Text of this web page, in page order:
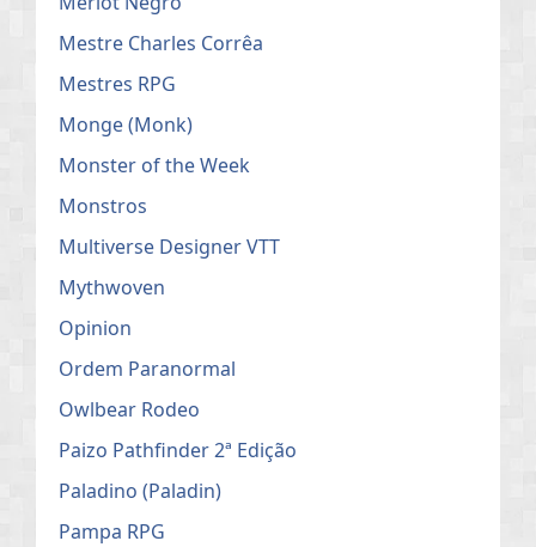
Mestre Charles Corrêa
Mestres RPG
Monge (Monk)
Monster of the Week
Monstros
Multiverse Designer VTT
Mythwoven
Opinion
Ordem Paranormal
Owlbear Rodeo
Paizo Pathfinder 2ª Edição
Paladino (Paladin)
Pampa RPG